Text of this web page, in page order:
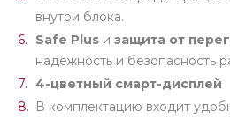
внутри блока.
Safe Plus и защита от
надежность и безопасность
4-цветный смарт-дисплей
В комплектацию входит